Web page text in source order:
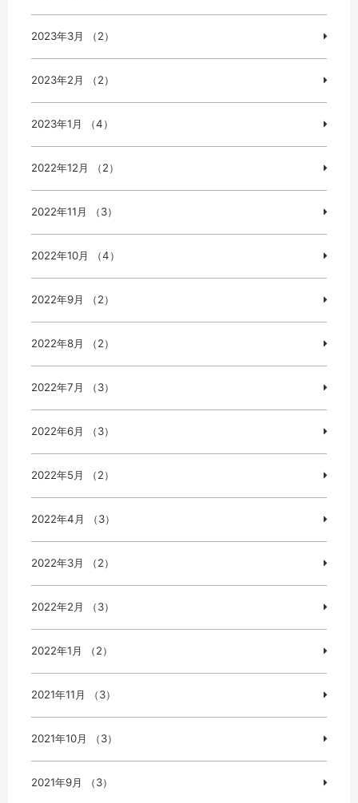
2023年3月 （2）
2023年2月 （2）
2023年1月 （4）
2022年12月 （2）
2022年11月 （3）
2022年10月 （4）
2022年9月 （2）
2022年8月 （2）
2022年7月 （3）
2022年6月 （3）
2022年5月 （2）
2022年4月 （3）
2022年3月 （2）
2022年2月 （3）
2022年1月 （2）
2021年11月 （3）
2021年10月 （3）
2021年9月 （3）